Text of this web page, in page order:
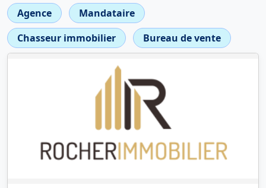
Agence
Mandataire
Chasseur immobilier
Bureau de vente